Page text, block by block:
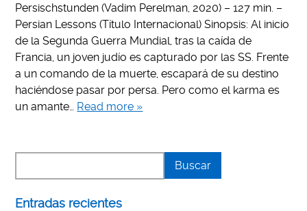
Persischstunden (Vadim Perelman, 2020) – 127 min. –
Persian Lessons (Título Internacional) Sinopsis: Al inicio
de la Segunda Guerra Mundial, tras la caída de
Francia, un joven judío es capturado por las SS. Frente
a un comando de la muerte, escapará de su destino
haciéndose pasar por persa. Pero como el karma es
un amante… Read more »
Entradas recientes